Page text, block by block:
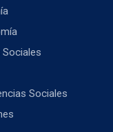
Sociales
Sociales